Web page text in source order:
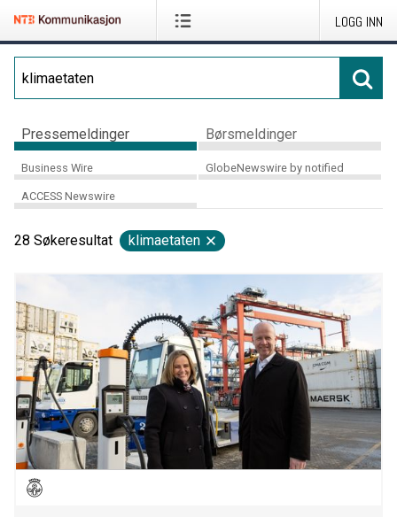
LOGG INN
Pressemeldinger Børsmeldinger
Business Wire GlobeNewswire by notified
ACCESS Newswire
28 Søkeresultat klimaetaten